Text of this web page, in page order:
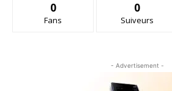
0
Fans
0
Suiveurs
- Advertisement -